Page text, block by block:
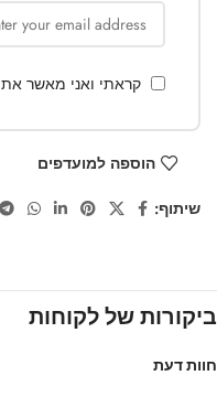
קראתי ואני מאשר את
הוספה למועדפים
שיתוף:
ביקורות של לקוחות
חוות דעת